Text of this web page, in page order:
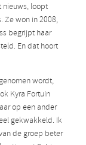
nieuws, loopt
Ze won in 2008,
begrijpt haar
En dat hoort
wordt,
Kyra Fortuin
op een ander
gekwakkeld. Ik
de groep beter